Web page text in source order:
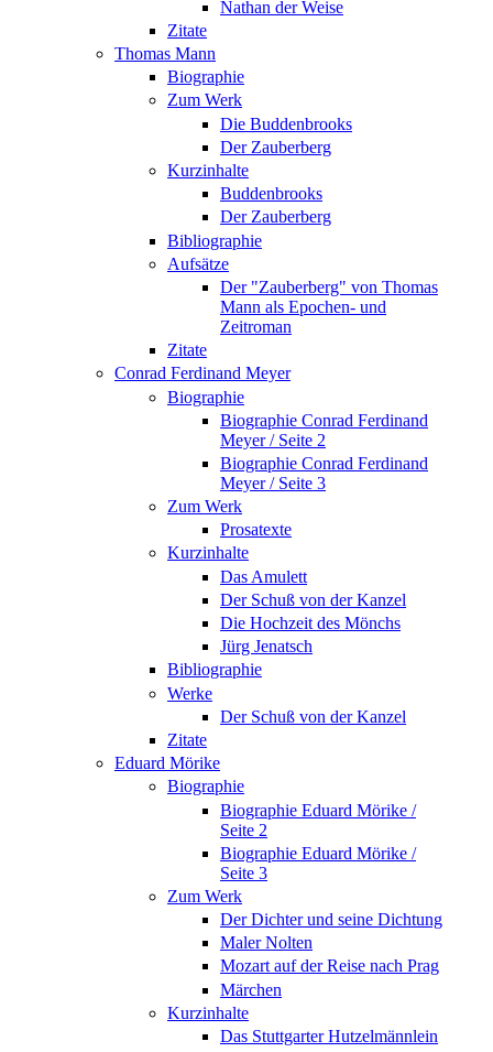
Nathan der Weise
Zitate
Thomas Mann
Biographie
Zum Werk
Die Buddenbrooks
Der Zauberberg
Kurzinhalte
Buddenbrooks
Der Zauberberg
Bibliographie
Aufsätze
Der "Zauberberg" von Thomas
Mann als Epochen- und
Zeitroman
Zitate
Conrad Ferdinand Meyer
Biographie
Biographie Conrad Ferdinand
Meyer / Seite 2
Biographie Conrad Ferdinand
Meyer / Seite 3
Zum Werk
Prosatexte
Kurzinhalte
Das Amulett
Der Schuß von der Kanzel
Die Hochzeit des Mönchs
Jürg Jenatsch
Bibliographie
Werke
Der Schuß von der Kanzel
Zitate
Eduard Mörike
Biographie
Biographie Eduard Mörike /
Seite 2
Biographie Eduard Mörike /
Seite 3
Zum Werk
Der Dichter und seine Dichtung
Maler Nolten
Mozart auf der Reise nach Prag
Märchen
Kurzinhalte
Das Stuttgarter Hutzelmännlein